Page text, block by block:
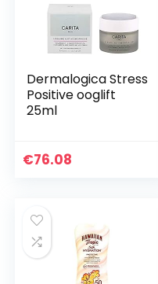
Dermalogica Stress
Positive ooglift
25ml
€76.08